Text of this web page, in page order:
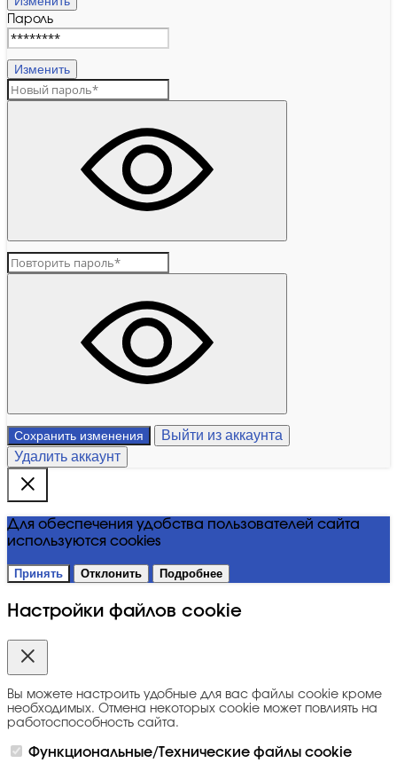
Пароль
Изменить
Сохранить изменения
Выйти из аккаунта
Удалить аккаунт
Для обеспечения удобства пользователей сайта
используются cookies
Принять Отклонить Подробнее
Настройки файлов cookie
Вы можете настроить удобные для вас файлы cookie кроме
необходимых. Отмена некоторых cookie может повлиять на
работоспособность сайта.
Функциональные/Технические файлы cookie